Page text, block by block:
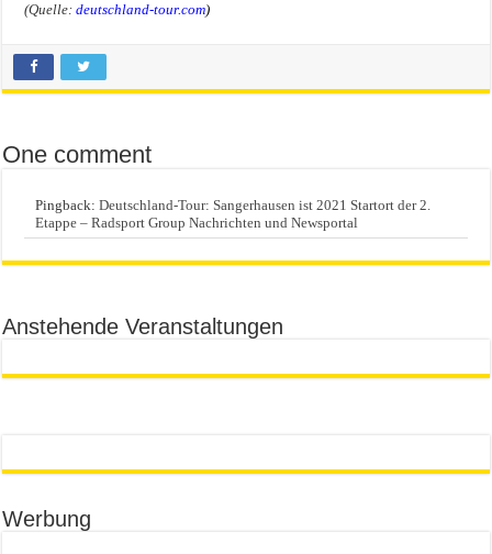
(Quelle:deutschland-tour.com)
One comment
Pingback:Deutschland-Tour: Sangerhausen ist 2021 Startort der 2.
Etappe – Radsport Group Nachrichten und Newsportal
Anstehende Veranstaltungen
Werbung